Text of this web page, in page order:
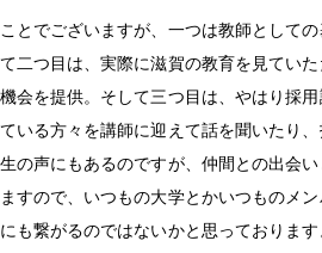
とでございますが、一つは教師として
二つ目は、実際に滋賀の教育を見ていた
会を提供。そして三つ目は、やはり採
いる方々を講師に迎えて話を聞いたり、
の声にもあるのですが、仲間との出会
すので、いつもの大学とかいつものメン
も繋がるのではないかと思っておりま